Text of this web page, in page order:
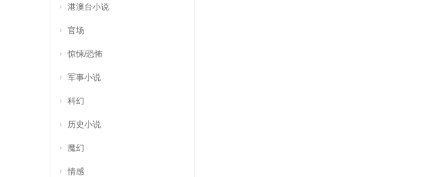
港澳台小说
官场
惊悚/恐怖
军事小说
科幻
历史小说
魔幻
情感